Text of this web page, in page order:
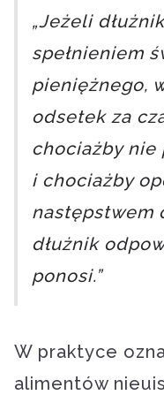
„Jeżeli
spełnieniem
pieniężnego,
odsetek za
chociażby nie
i chociażby
następstwem
dłużnik
ponosi.”
W praktyce
alimentów